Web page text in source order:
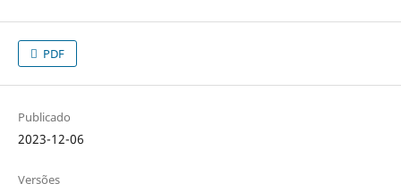
PDF
Publicado
2023-12-06
Versões